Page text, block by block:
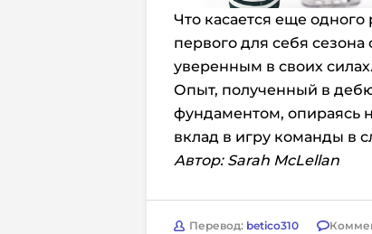
Что касается еще одного
первого для себя
уверенным в своих силах.
Опыт, полученный в
фундаментом, опираясь
вклад в игру команды в
Автор: Sarah McLellan
Перевод: betico310